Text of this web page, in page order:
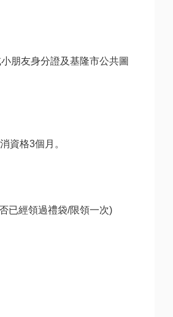
朋友身分證及基隆市公共圖
資格3個月。
已經領過禮袋/限領一次)